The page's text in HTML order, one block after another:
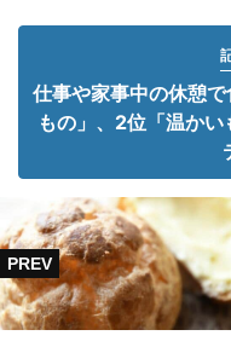
仕事や家事中の休憩
もの」、2位「温か